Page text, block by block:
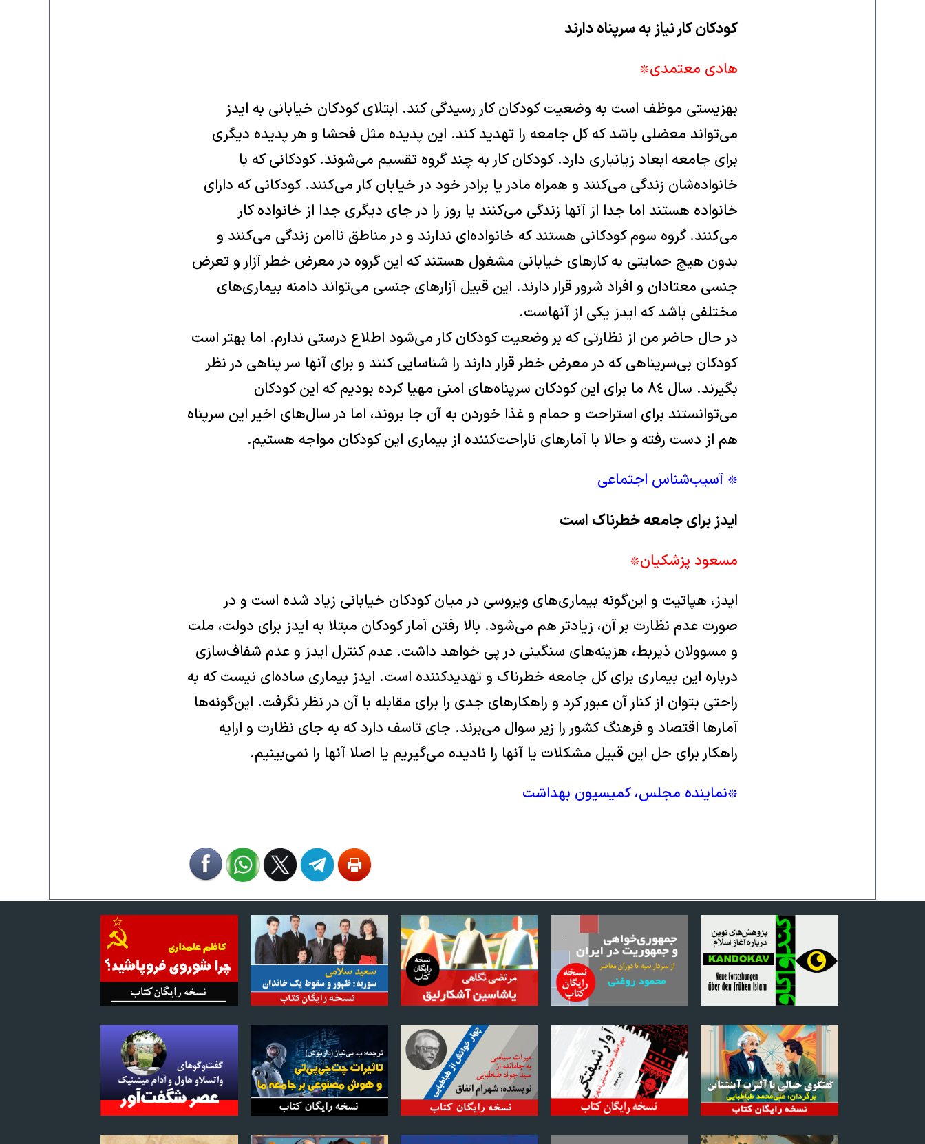
کودکان کار نياز به سرپناه دارند
هادی معتمدی٭
بهزيستی موظف است به وضعيت کودکان کار رسيدگی کند. ابتلای کودکان خيابانی به ايدز
می‌تواند معضلی باشد که کل جامعه را تهديد کند. اين پديده مثل فحشا و هر پديده ديگری
برای جامعه ابعاد زيانباری دارد. کودکان کار به چند گروه تقسيم می‌شوند. کودکانی که با
خانواده‌شان زندگی می‌کنند و همراه مادر يا برادر خود در خيابان کار می‌کنند. کودکانی که دارای
خانواده هستند اما جدا از آنها زندگی می‌کنند يا روز را در جای ديگری جدا از خانواده کار
می‌کنند. گروه سوم کودکانی هستند که خانواده‌ای ندارند و در مناطق ناامن زندگی می‌کنند و
بدون هيچ حمايتی به کارهای خيابانی مشغول هستند که اين گروه در معرض خطر آزار و تعرض
جنسی معتادان و افراد شرور قرار دارند. اين قبيل آزارهای جنسی می‌تواند دامنه بيماری‌های
مختلفی باشد که ايدز يکی از آنهاست.
در حال حاضر من از نظارتی که بر وضعيت کودکان کار می‌شود اطلاع درستی ندارم. اما بهتر است
کودکان بی‌سرپناهی که در معرض خطر قرار دارند را شناسايی کنند و برای آنها سر پناهی در نظر
بگيرند. سال ٨٤ ما برای اين کودکان سرپناه‌های امنی مهيا کرده بوديم که اين کودکان
می‌توانستند برای استراحت و حمام و غذا خوردن به آن جا بروند، اما در سال‌های اخير اين سرپناه
هم از دست رفته و حالا با آمارهای ناراحت‌کننده از بيماری اين کودکان مواجه هستيم.
٭ آسيب‌شناس اجتماعی
ايدز برای جامعه خطرناک است
مسعود پزشکيان٭
ايدز، هپاتيت و اين‌گونه بيماری‌های ويروسی در ميان کودکان خيابانی زياد شده است و در
صورت عدم نظارت بر آن، زياد‌تر هم می‌شود. بالا رفتن آمار کودکان مبتلا به ايدز برای دولت، ملت
و مسوولان ذيربط، هزينه‌های سنگينی در پی خواهد داشت. عدم کنترل ايدز و عدم شفاف‌سازی
درباره اين بيماری برای کل جامعه خطرناک و تهديد‌کننده است. ايدز بيماری ساده‌ای نيست که به
راحتی بتوان از کنار آن عبور کرد و راهکارهای جدی را برای مقابله با آن در نظر نگرفت. اين‌گونه‌ها
آمار‌ها اقتصاد و فرهنگ کشور را زير سوال می‌برند. جای تاسف دارد که به جای نظارت و ارايه
راهکار برای حل اين قبيل مشکلات يا آنها را ناديده می‌گيريم يا اصلا آنها را نمی‌بينيم.
٭نماينده مجلس، کميسيون بهداشت